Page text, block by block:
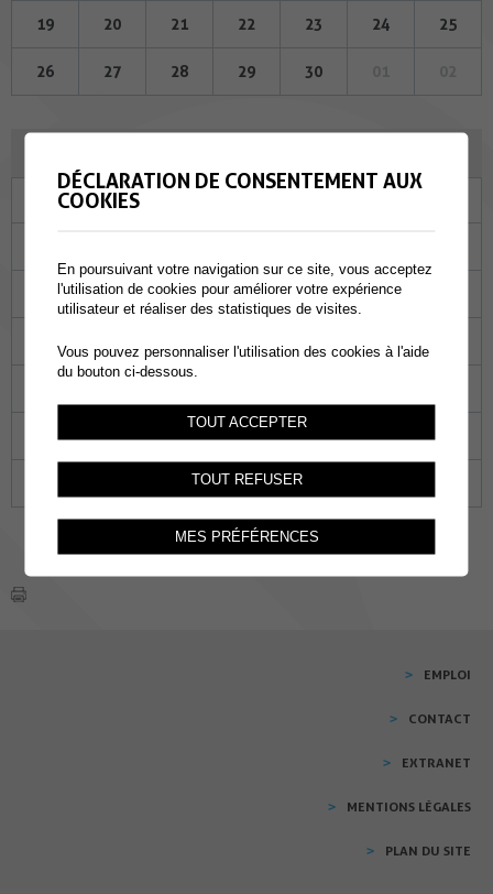
19 20 21 22 23 24 25
26 27 28 29 30
Ma
04 05 06 07 08
25 26 27 28 29
03
EMPLOI
CONTACT
EXTRANET
MENTIONS LÉGALES
PLAN DU SITE
DÉCLARATION DE CONSENTEMENT AUX
COOKIES
En poursuivant votre navigation sur ce site, vous acceptez
l'utilisation de cookies pour améliorer votre expérience
utilisateur et réaliser des statistiques de visites.
Vous pouvez personnaliser l'utilisation des cookies à l'aide
du bouton ci-dessous.
TOUT ACCEPTER
TOUT REFUSER
MES PRÉFÉRENCES